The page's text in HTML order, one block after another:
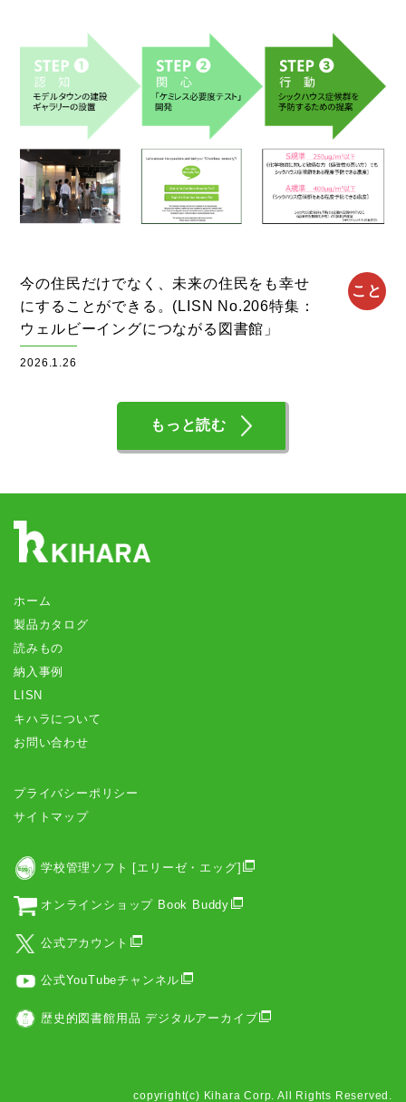
今の住民だけでなく、未来の住民をも幸せ
にすることができる。(LISN No.206特集：
ウェルビーイングにつながる図書館」
2026.1.26
こと
もっと読む
ホーム
製品カタログ
読みもの
納入事例
LISN
キハラについて
お問い合わせ
プライバシーポリシー
サイトマップ
学校管理ソフト [エリーゼ・エッグ]
オンラインショップ Book Buddy
公式アカウント
公式YouTubeチャンネル
歴史的図書館用品 デジタルアーカイブ
copyright(c) Kihara Corp. All Rights Reserved.